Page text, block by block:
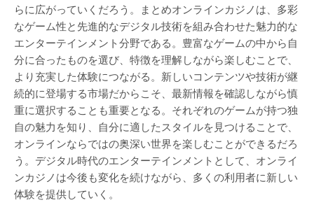
らに広がっていくだろう。まとめオンラインカジノは、多彩
なゲーム性と先進的なデジタル技術を組み合わせた魅力的な
エンターテインメント分野である。豊富なゲームの中から自
分に合ったものを選び、特徴を理解しながら楽しむことで、
より充実した体験につながる。新しいコンテンツや技術が継
続的に登場する市場だからこそ、最新情報を確認しながら慎
重に選択することも重要となる。それぞれのゲームが持つ独
自の魅力を知り、自分に適したスタイルを見つけることで、
オンラインならではの奥深い世界を楽しむことができるだろ
う。デジタル時代のエンターテインメントとして、オンライ
ンカジノは今後も変化を続けながら、多くの利用者に新しい
体験を提供していく。